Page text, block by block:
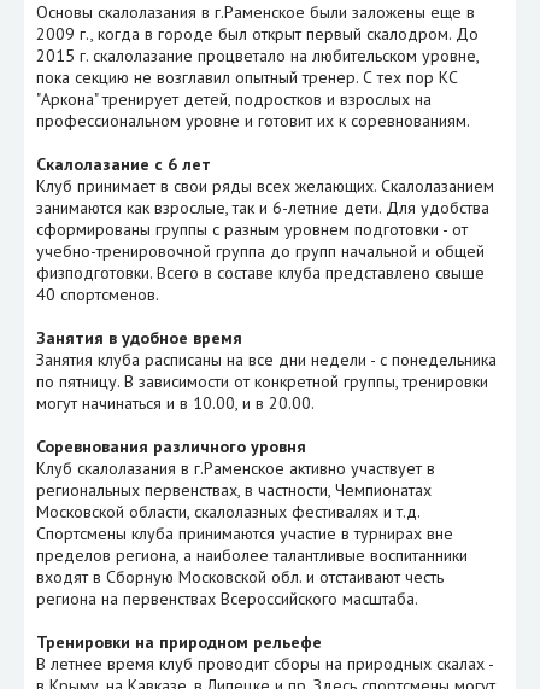
Основы скалолазания в г.Раменское были заложены еще в
2009 г., когда в городе был открыт первый скалодром. До
2015 г. скалолазание процветало на любительском уровне,
пока секцию не возглавил опытный тренер. С тех пор КС
"Аркона" тренирует детей, подростков и взрослых на
профессиональном уровне и готовит их к соревнованиям.
Скалолазание с 6 лет
Клуб принимает в свои ряды всех желающих. Скалолазанием
занимаются как взрослые, так и 6-летние дети. Для удобства
сформированы группы с разным уровнем подготовки - от
учебно-тренировочной группа до групп начальной и общей
физподготовки. Всего в составе клуба представлено свыше
40 спортсменов.
Занятия в удобное время
Занятия клуба расписаны на все дни недели - с понедельника
по пятницу. В зависимости от конкретной группы, тренировки
могут начинаться и в 10.00, и в 20.00.
Соревнования различного уровня
Клуб скалолазания в г.Раменское активно участвует в
региональных первенствах, в частности, Чемпионатах
Московской области, скалолазных фестивалях и т.д.
Спортсмены клуба принимаются участие в турнирах вне
пределов региона, а наиболее талантливые воспитанники
входят в Сборную Московской обл. и отстаивают честь
региона на первенствах Всероссийского масштаба.
Тренировки на природном рельефе
В летнее время клуб проводит сборы на природных скалах -